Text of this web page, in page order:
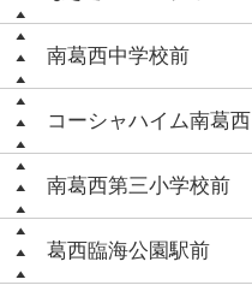
南葛西中学校前
コーシャハイム南葛西
南葛西第三小学校前
葛西臨海公園駅前